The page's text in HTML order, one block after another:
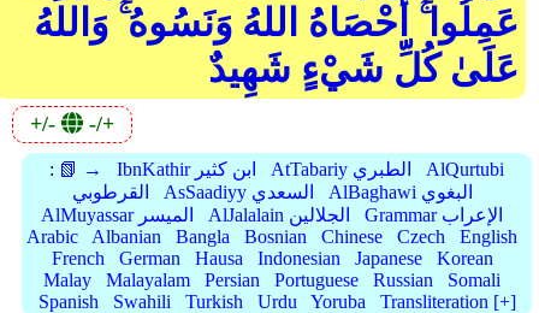
عَمِلُوا ۚ أَحْصَاهُ اللهُ وَنَسُوهُ ۚ وَاللهُ
عَلَىٰ كُلِّ شَيْءٍ شَهِيدٌ
+/- -/+
: 📗 → IbnKathir ابن كثير AtTabariy الطبري
AlQurtubi
القرطوبي
AsSaadiyy السعدي
AlBaghawi البغوي
AlMuyassar الميسر
AlJalalain الجلالين
Grammar الإعراب
Arabic
Albanian Bangla Bosnian Chinese Czech
English
French
German Hausa Indonesian Japanese
Korean
Malay
Malayalam Persian Portuguese Russian
Somali
Spanish
Swahili Turkish Urdu Yoruba Transliteration [+]